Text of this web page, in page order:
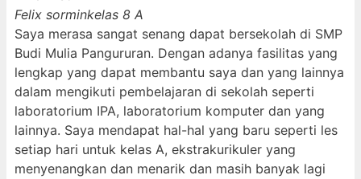
Felix sorminkelas 8 A
Saya merasa sangat senang dapat bersekolah di SMP
Budi Mulia Pangururan. Dengan adanya fasilitas yang
lengkap yang dapat membantu saya dan yang lainnya
dalam mengikuti pembelajaran di sekolah seperti
laboratorium IPA, laboratorium komputer dan yang
lainnya. Saya mendapat hal-hal yang baru seperti les
setiap hari untuk kelas A, ekstrakurikuler yang
menyenangkan dan menarik dan masih banyak lagi